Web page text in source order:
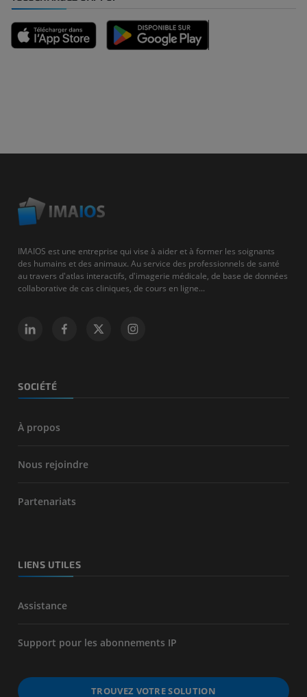
IMAIOS est une entreprise qui vise à aider et à former les soignants
des humains et des animaux. Au service des professionnels de santé
au travers d'atlas interactifs, d'imagerie médicale, de base de données
collaborative de cas cliniques, de cours en ligne...
SOCIÉTÉ
À propos
Nous rejoindre
Partenariats
LIENS UTILES
Assistance
Support pour les abonnements IP
TROUVEZ VOTRE SOLUTION